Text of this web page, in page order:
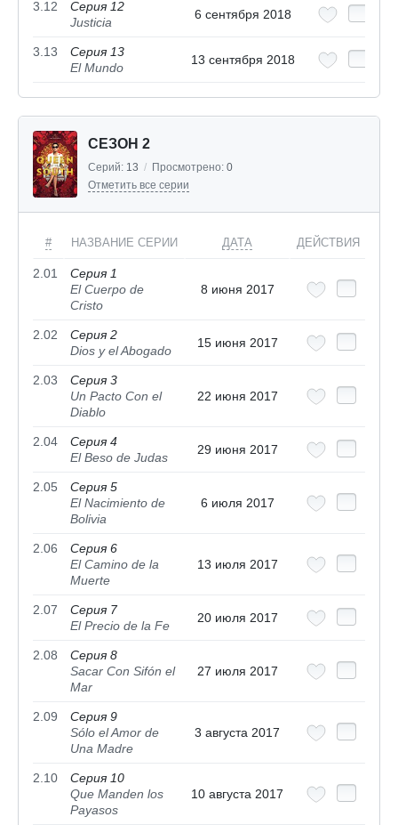
3.12
Серия 12
Justicia
6 сентября 2018
3.13
Серия 13
El Mundo
13 сентября 2018
СЕЗОН 2
Серий: 13 / Просмотрено: 0
Отметить все серии
# НАЗВАНИЕ СЕРИИ ДАТА ДЕЙСТВИЯ
2.01
Серия 1
El Cuerpo de
Cristo
8 июня 2017
2.02
Серия 2
Dios y el Abogado
15 июня 2017
2.03
Серия 3
Un Pacto Con el
Diablo
22 июня 2017
2.04
Серия 4
El Beso de Judas
29 июня 2017
2.05
Серия 5
El Nacimiento de
Bolivia
6 июля 2017
2.06
Серия 6
El Camino de la
Muerte
13 июля 2017
2.07
Серия 7
El Precio de la Fe
20 июля 2017
2.08
Серия 8
Sacar Con Sifón el
Mar
27 июля 2017
2.09
Серия 9
Sólo el Amor de
Una Madre
3 августа 2017
2.10
Серия 10
Que Manden los
Payasos
10 августа 2017